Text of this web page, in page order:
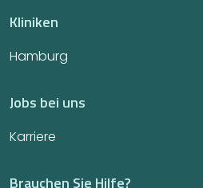
Kliniken
Hamburg
Jobs bei uns
Karriere
Brauchen Sie Hilfe?